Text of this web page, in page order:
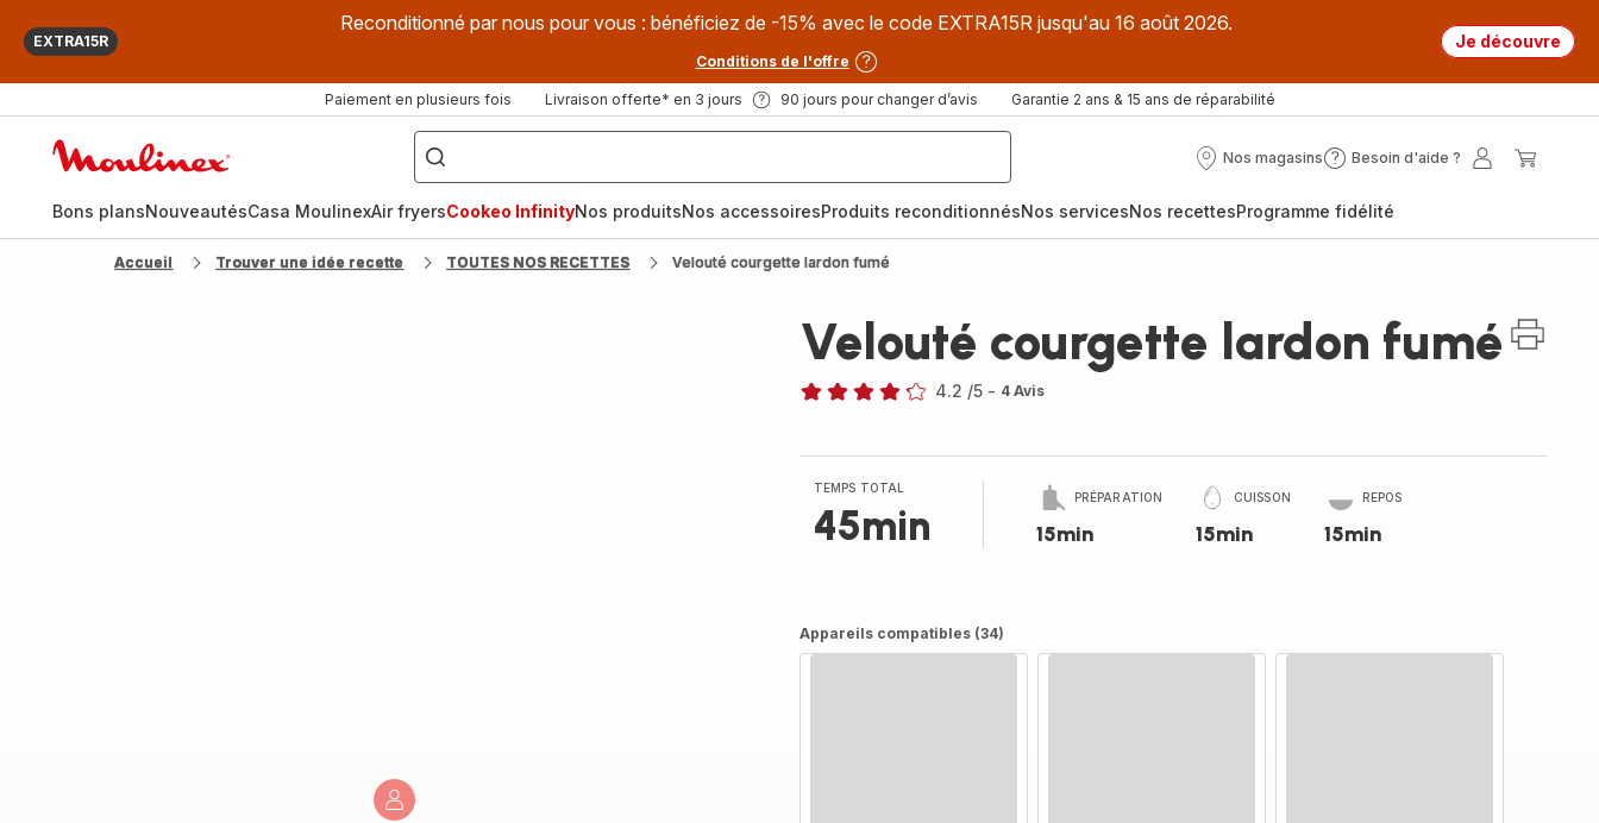
EXTRA15R
Reconditionné par nous pour vous : bénéficiez de -15% avec le code EXTRA15R jusqu'au 16 août 2026.
Conditions de l'offre
Je découvre
Paiement en plusieurs fois Livraison offerte* en 3 jours 90 jours pour changer d’avis Garantie 2 ans & 15 ans de réparabilité
["Que
recherchez-
vous
?",
fryer",
"Companion"]
Nos magasins
Nos
Besoin d'aide ?
Besoin
?
Mon
Bons plansNouveautésCasa MoulinexAir fryersCookeo InfinityNos produitsNos accessoiresProduits reconditionnésNos servicesNos recettesProgramme fidélité
Accueil Trouver une idée recette TOUTES NOS RECETTES Velouté courgette lardon fumé
Velouté courgette lardon fumé
4.2 /5 - 4 Avis
TEMPS TOTAL
45min
PRÉPARATION
15min
CUISSON
15min
REPOS
15min
Appareils compatibles (34)